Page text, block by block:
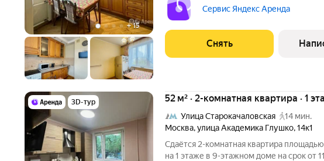
+15
Холодильник Микроволновка Окна
Сервис Яндекс Аренда
Снять
3D-тур 52 м² · 2-комнатная квартира · 1
Улица Старокачаловская
14 мин.
Москва,улица Академика Глушко,14к1
Сдаётся 2-комнатная квартира
на 1 этаже в 9-этажном доме на срок от